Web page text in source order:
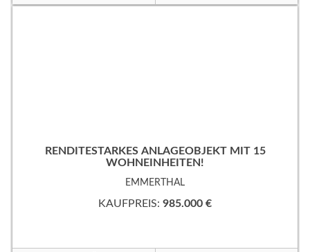
RENDITESTARKES ANLAGEOBJEKT MIT 15
WOHNEINHEITEN!
EMMERTHAL
KAUFPREIS: 985.000 €